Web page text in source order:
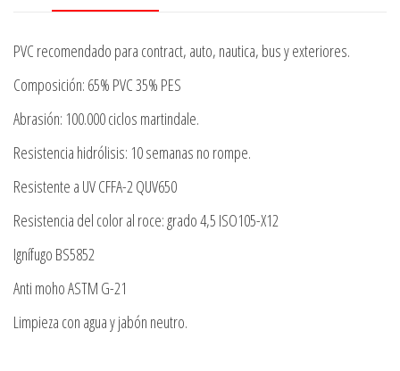
PVC recomendado para contract, auto, nautica, bus y exteriores.
Composición: 65% PVC 35% PES
Abrasión: 100.000 ciclos martindale.
Resistencia hidrólisis: 10 semanas no rompe.
Resistente a UV CFFA-2 QUV650
Resistencia del color al roce: grado 4,5 ISO105-X12
Ignífugo BS5852
Anti moho ASTM G-21
Limpieza con agua y jabón neutro.